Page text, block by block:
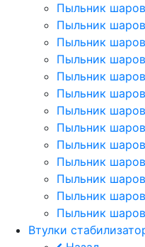
Пыльник
Пыльник
Пыльник
Пыльник
Пыльник
Пыльник
Пыльник
Пыльник
Пыльник
Пыльник
Пыльник
Пыльник
Пыльник
Втулки